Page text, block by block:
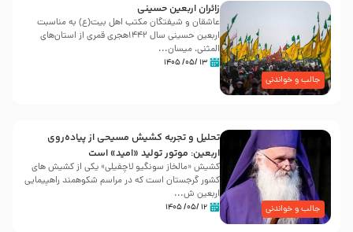
جالب و خواندنی
زائران اربعین حسینی
عاشقان و شیفتگان مکتب اهل بیت(ع) به مناسبت
اربعین حسینی سال ۱۴۴۲هجری قمری از استان‌های
المثنی، میسان...
۱۳ /۰۵/ ۱۴۰۵
جالب و خواندنی
تحلیل و تجربه کشیش مسیحی از پیاده‌روی
اربعین: موتور تولید «امید» است
کشیش «مالخاز سونگیو لاچفیلی» یکی از کشیش های
کشور گرجستان است که در مراسم شکوهمند راهپیمایی
اربعین ش...
۱۲ /۰۵/ ۱۴۰۵